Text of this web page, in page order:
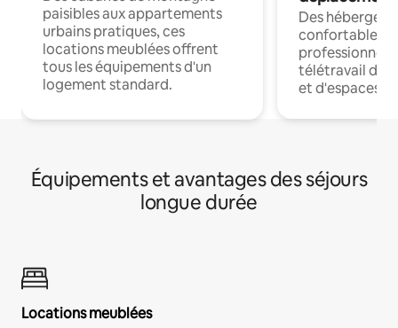
paisibles aux appartements
urbains pratiques, ces
locations meublées offrent
tous les équipements d'un
logement standard.
Des
confortables
professionnels
télétravail
et d'espaces
Équipements et avantages des séjours
longue durée
Locations meublées